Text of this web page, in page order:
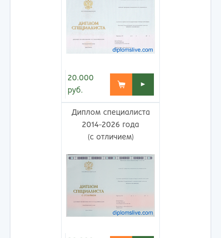
20.000
руб.
►
Диплом специалиста
2014-2026 года
(с отличием)